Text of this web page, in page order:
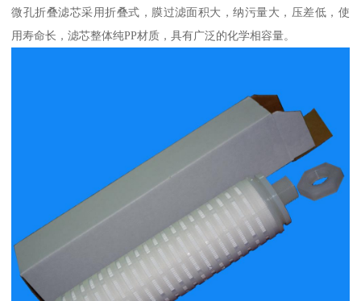
微孔折叠滤芯采用折叠式，膜过滤面积大，纳污量大，压差低，使
用寿命长，滤芯整体纯PP材质，具有广泛的化学相容量。